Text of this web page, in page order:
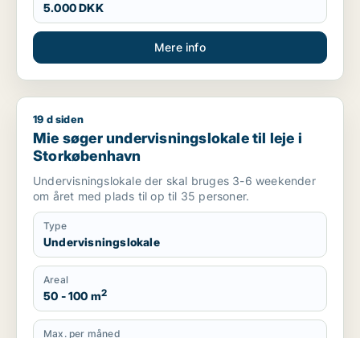
5.000 DKK
Mere info
Mie søger undervisningslokale til leje i Storkøbenhavn
19 d siden
Mie søger undervisningslokale til leje i
Storkøbenhavn
Undervisningslokale der skal bruges 3-6 weekender
om året med plads til op til 35 personer.
Type
Undervisningslokale
Areal
50 - 100 m2
Max. per måned